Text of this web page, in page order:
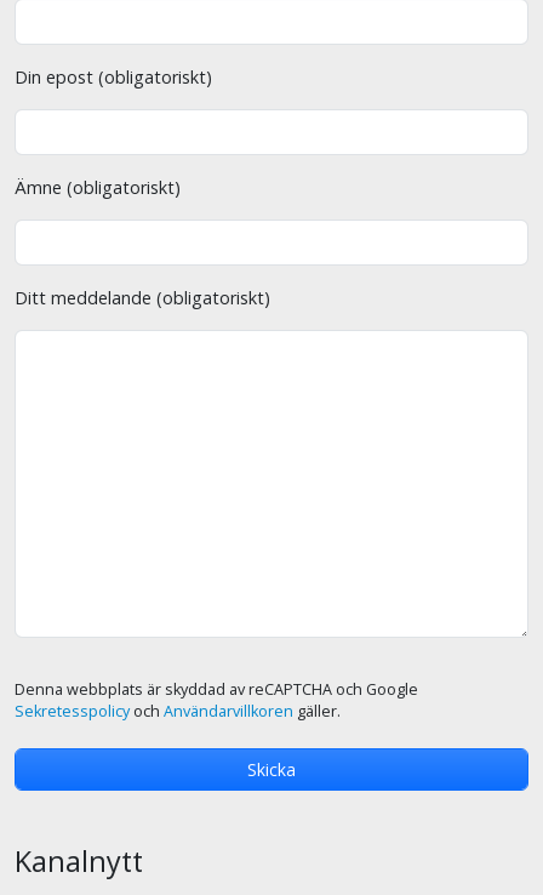
Din epost (obligatoriskt)
Ämne (obligatoriskt)
Ditt meddelande (obligatoriskt)
Denna webbplats är skyddad av reCAPTCHA och Google
Sekretesspolicyoch Användarvillkoren gäller.
Kanalnytt